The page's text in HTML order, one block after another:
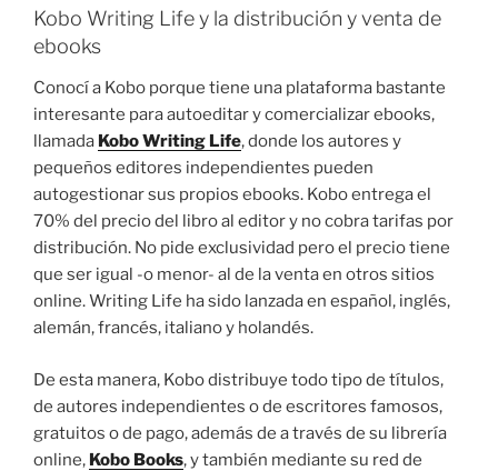
Kobo Writing Life y la distribución y venta de
ebooks
Conocí a Kobo porque tiene una plataforma bastante
interesante para autoeditar y comercializar ebooks,
llamada Kobo Writing Life, donde los autores y
pequeños editores independientes pueden
autogestionar sus propios ebooks. Kobo entrega el
70% del precio del libro al editor y no cobra tarifas por
distribución. No pide exclusividad pero el precio tiene
que ser igual -o menor- al de la venta en otros sitios
online. Writing Life ha sido lanzada en español, inglés,
alemán, francés, italiano y holandés.
De esta manera, Kobo distribuye todo tipo de títulos,
de autores independientes o de escritores famosos,
gratuitos o de pago, además de a través de su librería
online, Kobo Books, y también mediante su red de